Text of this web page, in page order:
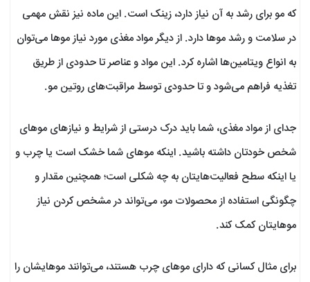
که مو برای رشد به آن نیاز دارد، زینک است. این ماده نیز نقش مهمی
در سلامت و رشد موها دارد. از دیگر مواد مغذی مورد نیاز موها می‌توان
به انواع ویتامین‌ها اشاره کرد. این مواد و عناصر تا حدودی از طریق
تغذیه فراهم می‌شود و تا حدودی توسط مراقبت‌های روتین مو.
جدای از مواد مغذی، شما باید درک درستی از شرایط و نیازهای موهای
شخص خودتان داشته باشید. اینکه موهای شما خشک است یا چرب و
یا اینکه سطح فعالیت‌هایتان به چه شکلی است؛ همچنین مقدار و
چگونگی استفاده از محصولات مو، می‌تواند در مشخص کردن نیاز
موهایتان کمک کند.
برای مثال کسانی که دارای موهای چرب هستند، می‌توانند موهایشان را